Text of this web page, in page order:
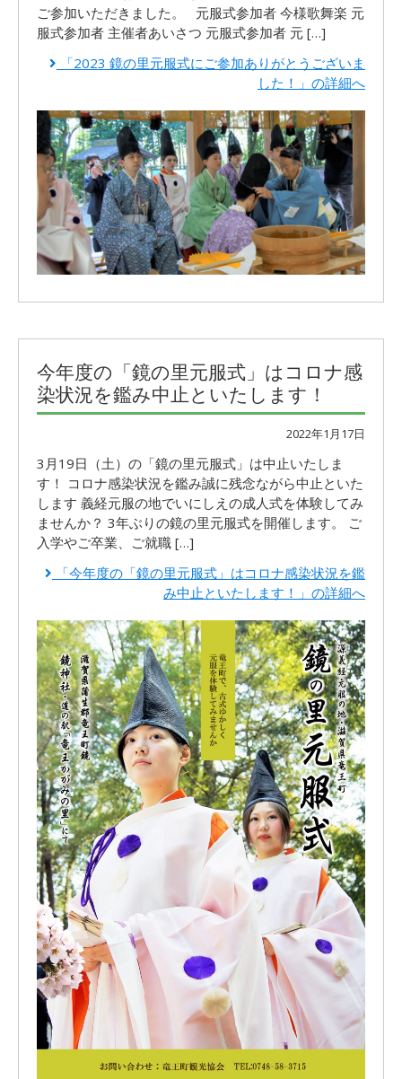
ご参加いただきました。 元服式参加者 今様歌舞楽 元
服式参加者 主催者あいさつ 元服式参加者 元 […]
「2023 鏡の里元服式にご参加ありがとうございま
した！」の詳細へ
今年度の「鏡の里元服式」はコロナ感
染状況を鑑み中止といたします！
2022年1月17日
3月19日（土）の「鏡の里元服式」は中止いたしま
す！ コロナ感染状況を鑑み誠に残念ながら中止といた
します 義経元服の地でいにしえの成人式を体験してみ
ませんか？ 3年ぶりの鏡の里元服式を開催します。 ご
入学やご卒業、ご就職 […]
「今年度の「鏡の里元服式」はコロナ感染状況を鑑
み中止といたします！」の詳細へ